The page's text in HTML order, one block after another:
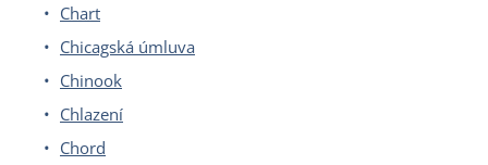
Chart
Chicagská úmluva
Chinook
Chlazení
Chord